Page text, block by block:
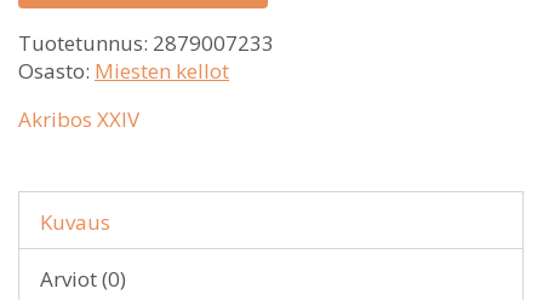
Tuotetunnus: 2879007233
Osasto: Miesten kellot
Akribos XXIV
Kuvaus
Arviot (0)